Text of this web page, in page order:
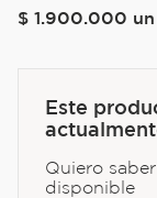
$ 1.900.000 un
Este
Quiero
disponible